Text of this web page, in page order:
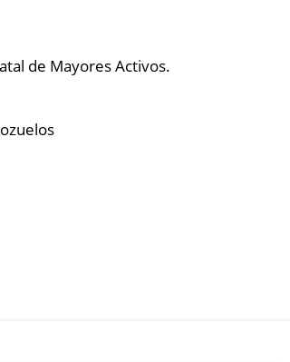
de Mayores Activos.